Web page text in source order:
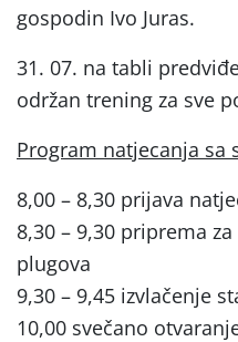
gospodin Ivo Juras.
31. 07. na tabli
održan trening za sve
Program natjecanja sa
8,00 – 8,30 prijava
8,30 – 9,30 priprema
plugova
9,30 – 9,45 izvlačenje
10,00 svečano